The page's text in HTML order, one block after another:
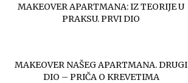
MAKEOVER APARTMANA: IZ TEORIJE U
PRAKSU. PRVI DIO
MAKEOVER NAŠEG APARTMANA. DRUGI
DIO – PRIČA O KREVETIMA